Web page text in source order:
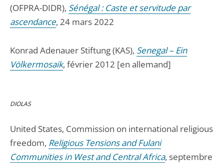
(OFPRA-DIDR), Sénégal : Caste et servitude par
ascendance, 24 mars 2022
Konrad Adenauer Stiftung (KAS), Senegal – Ein
Völkermosaik, février 2012 [en allemand]
DIOLAS
United States, Commission on international religious
freedom, Religious Tensions and Fulani
Communities in West and Central Africa, septembre